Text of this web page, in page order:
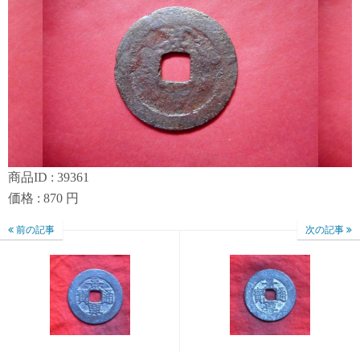
商品ID : 39361
価格 : 870 円
前の記事 次の記事